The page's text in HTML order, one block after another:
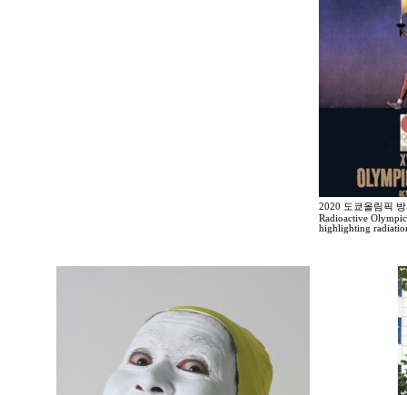
2020 도쿄올림픽
Radioactive
highlighting